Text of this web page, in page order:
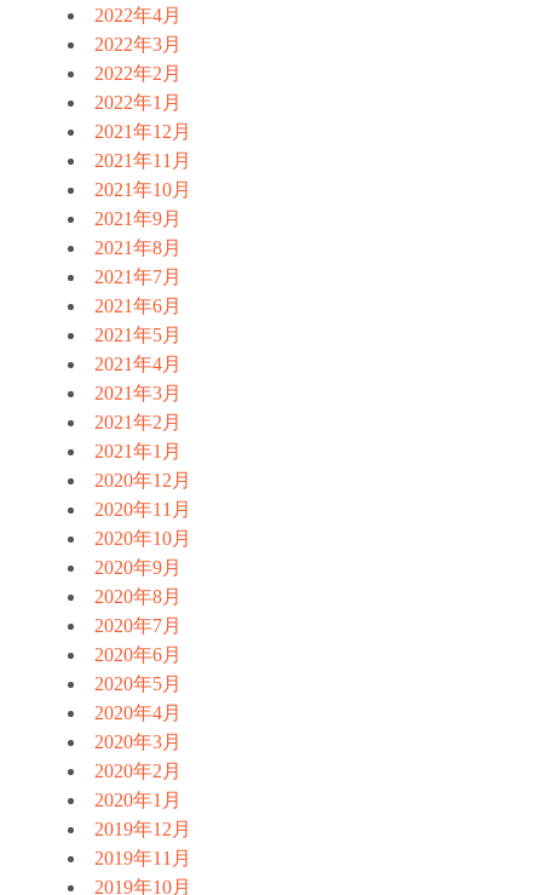
2022年4月
2022年3月
2022年2月
2022年1月
2021年12月
2021年11月
2021年10月
2021年9月
2021年8月
2021年7月
2021年6月
2021年5月
2021年4月
2021年3月
2021年2月
2021年1月
2020年12月
2020年11月
2020年10月
2020年9月
2020年8月
2020年7月
2020年6月
2020年5月
2020年4月
2020年3月
2020年2月
2020年1月
2019年12月
2019年11月
2019年10月